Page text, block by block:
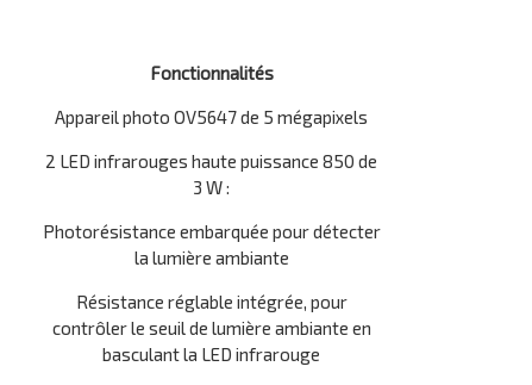
Fonctionnalités
Appareil photo OV5647 de 5 mégapixels
2 LED infrarouges haute puissance 850 de
3 W :
Photorésistance embarquée pour détecter
la lumière ambiante
Résistance réglable intégrée, pour
contrôler le seuil de lumière ambiante en
basculant la LED infrarouge